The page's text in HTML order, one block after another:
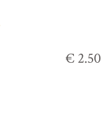
€ 2.50